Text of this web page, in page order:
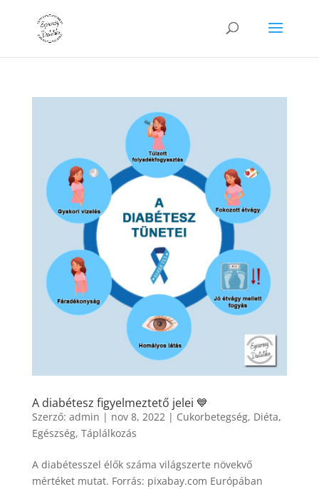
A diabétesz figyelmeztető jelei 💙
Szerző: admin | nov 8, 2022 | Cukorbetegség, Diéta,
Egészség, Táplálkozás
A diabétesszel élők száma világszerte növekvő
mértéket mutat. Forrás: pixabay.com Európában